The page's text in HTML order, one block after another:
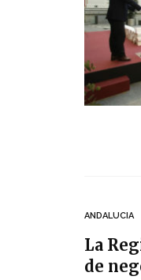
ANDALUCIA
La
de